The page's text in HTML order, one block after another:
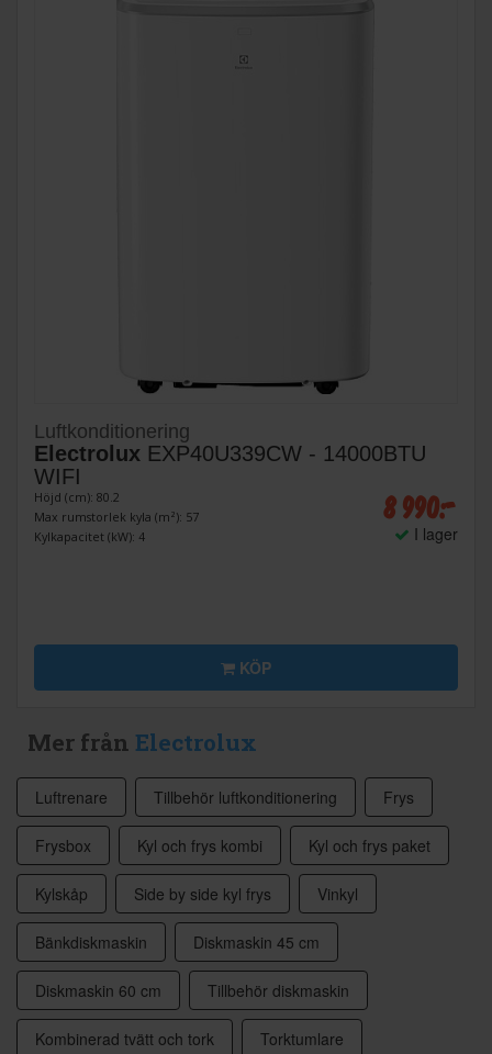
Luftkonditionering
Electrolux EXP40U339CW - 14000BTU
WIFI
Höjd (cm): 80.2
Max rumstorlek kyla (m²): 57
Kylkapacitet (kW): 4
8 990:-
I lager
KÖP
Mer från Electrolux
Luftrenare Tillbehör luftkonditionering Frys
Frysbox Kyl och frys kombi Kyl och frys paket
Kylskåp Side by side kyl frys Vinkyl
Bänkdiskmaskin Diskmaskin 45 cm
Diskmaskin 60 cm Tillbehör diskmaskin
Kombinerad tvätt och tork Torktumlare